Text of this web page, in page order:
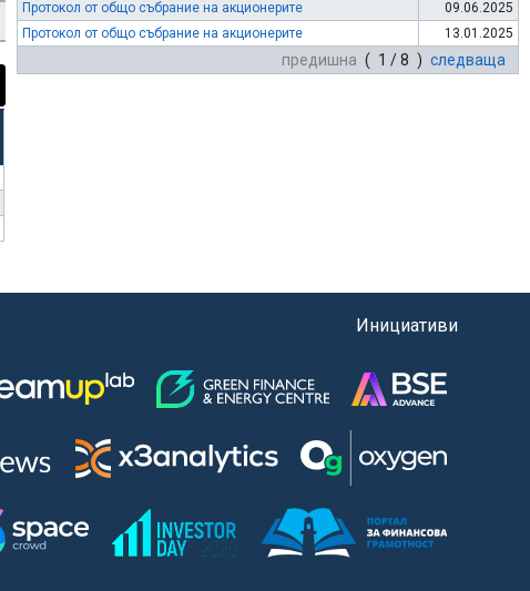
Протокол от общо събрание на акционерите
09.06.2025
Протокол от общо събрание на акционерите
13.01.2025
предишна ( 1 / 8 ) следваща
Инициативи